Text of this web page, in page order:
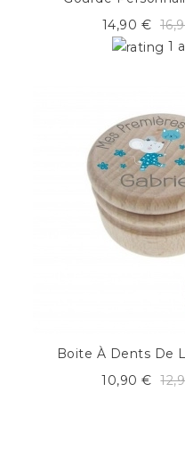
14,90 €
1
Boite À Dents De
10,90 €